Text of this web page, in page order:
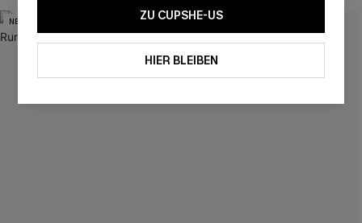
NEU ZU CUPSHE-US
HIER BLEIBEN